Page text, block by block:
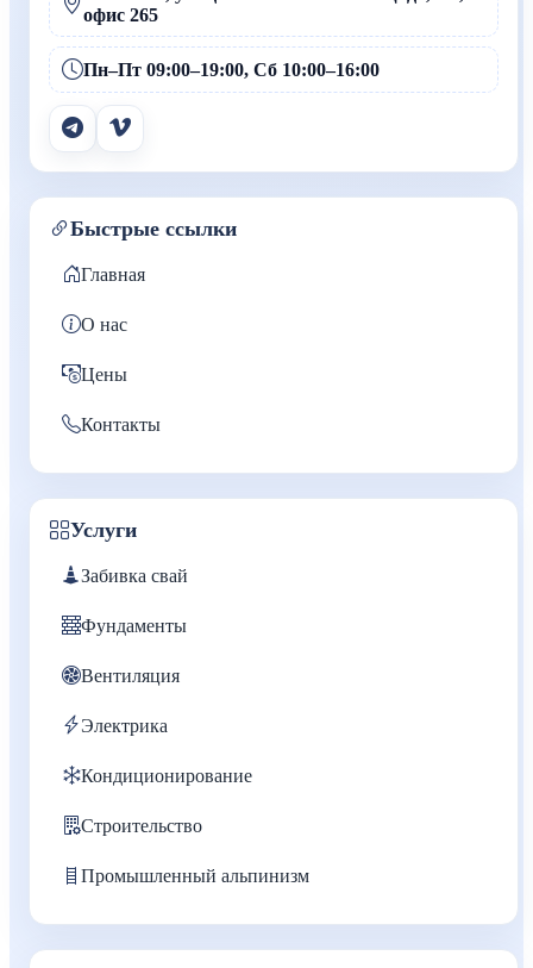
офис 265
Пн–Пт 09:00–19:00, Сб 10:00–16:00
Быстрые ссылки
Главная
О нас
Цены
Контакты
Услуги
Забивка свай
Фундаменты
Вентиляция
Электрика
Кондиционирование
Строительство
Промышленный альпинизм